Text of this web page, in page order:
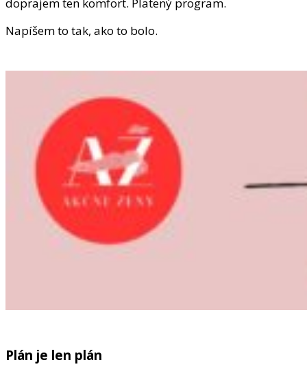
Napíšem to tak, ako to bolo.
Plán je len plán